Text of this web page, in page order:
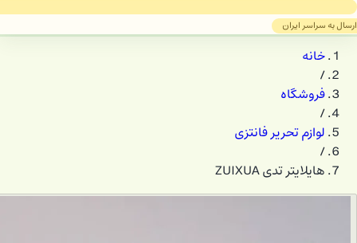
ارسال به سراسر ایران
خانه
/
فروشگاه
/
لوازم تحریر فانتزی
/
هایلایتر تدی ZUIXUA